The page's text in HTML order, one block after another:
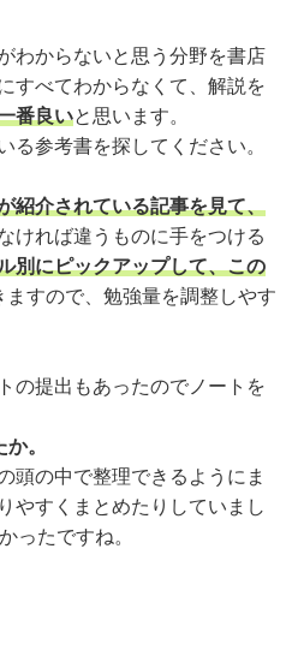
わからないと思う分野を書店
すべてわからなくて、解説を
番良いと思います。
参考書を探してください。
紹介されている記事を見て、
ければ違うものに手をつける
別にピックアップして、この
すので、勉強量を調整しやす
の提出もあったのでノートを
。
頭の中で整理できるようにま
やすくまとめたりしていまし
ったですね。